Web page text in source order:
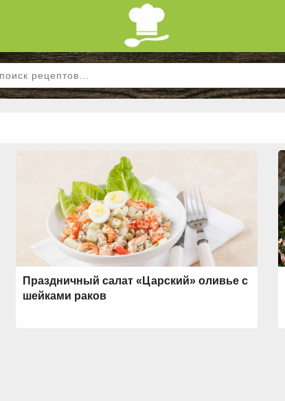
Праздничный салат «Царский» оливье с
шейками раков